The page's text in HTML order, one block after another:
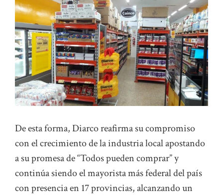
De esta forma, Diarco reafirma su compromiso
con el crecimiento de la industria local apostando
a su promesa de “Todos pueden comprar” y
continúa siendo el mayorista más federal del país
con presencia en 17 provincias, alcanzando un